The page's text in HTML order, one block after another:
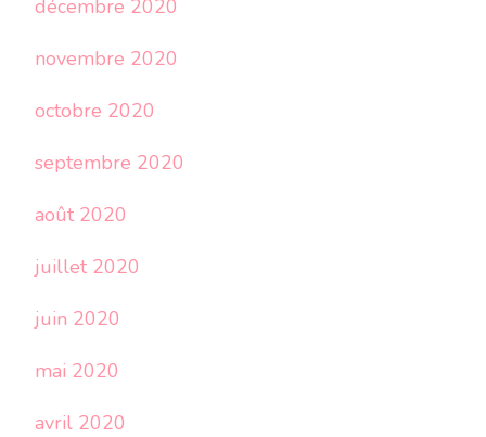
décembre 2020
novembre 2020
octobre 2020
septembre 2020
août 2020
juillet 2020
juin 2020
mai 2020
avril 2020